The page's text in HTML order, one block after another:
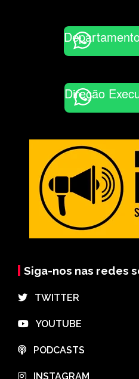
Direção
Siga-nos nas redes
⠀TWITTER
⠀YOUTUBE
⠀PODCASTS
⠀INSTAGRAM